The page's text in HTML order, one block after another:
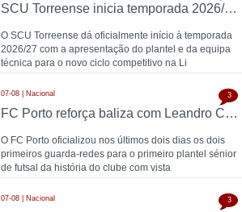
SCU Torreense inicia temporada 2026/27: Naná comanda plantel jovem
O SCU Torreense dá oficialmente início à temporada
2026/27 com a apresentação do plantel e da equipa
técnica para o novo ciclo competitivo na Li
07-08 | Nacional
FC Porto reforça baliza com Leandro Costa e Mateus Jesus
O FC Porto oficializou nos últimos dois dias os dois
primeiros guarda-redes para o primeiro plantel sénior
de futsal da história do clube com vista
3
07-08 | Nacional 3